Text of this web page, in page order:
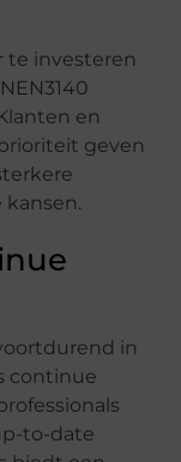
te investeren
en
geven
kansen.
in
continue
to-date